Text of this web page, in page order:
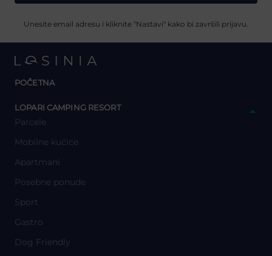
Unesite email adresu i kliknite "Nastavi" kako bi završili prijavu.
POČETNA
LOPARI CAMPING RESORT
Parcele
Mobilne kućice
Apartmani
Posebne ponude
Sport
Gastro
Dog Friendly